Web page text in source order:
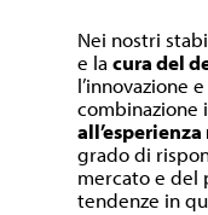
Nei nostri
e lacura del
l’innovazione
combinazione
grado di
mercato e del
tendenze in